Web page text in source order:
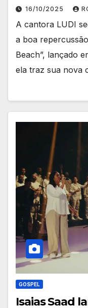
16/10/2025
A cantora LUDI
a boa
Beach”, lançado
ela traz sua nova
GOSPEL
Isaias Saad